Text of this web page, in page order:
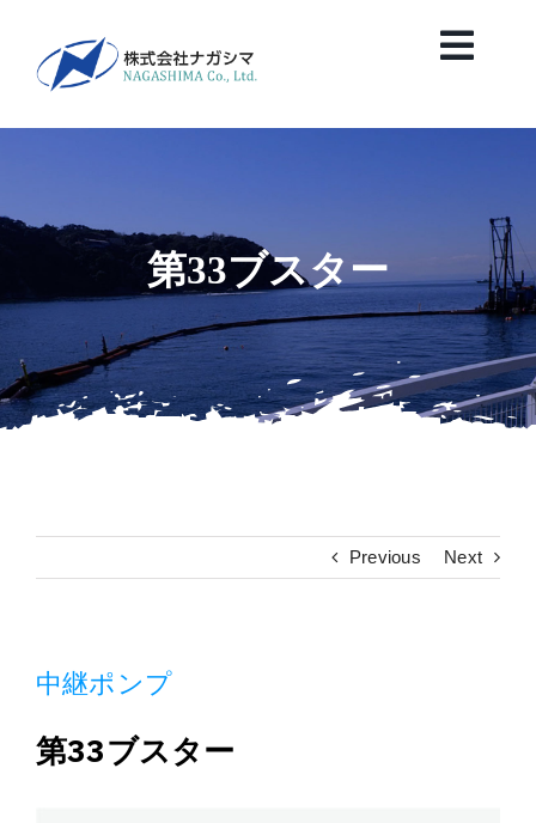
content
News
会社案内
業務紹介
施工実績
アクセス
第33ブスター
Previous Next
中継ポンプ
第33ブスター